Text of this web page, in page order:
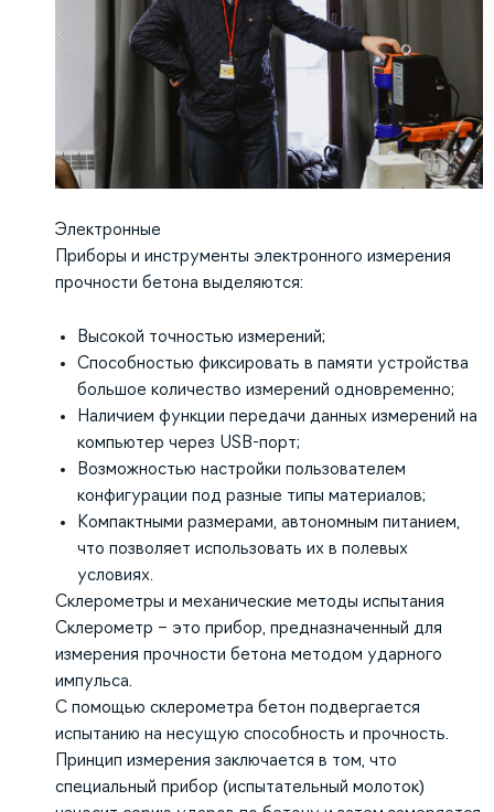
Электронные
Приборы и инструменты электронного измерения
прочности бетона выделяются:
Высокой точностью измерений;
Способностью фиксировать в памяти устройства
большое количество измерений одновременно;
Наличием функции передачи данных измерений на
компьютер через USB-порт;
Возможностью настройки пользователем
конфигурации под разные типы материалов;
Компактными размерами, автономным питанием,
что позволяет использовать их в полевых
условиях.
Склерометры и механические методы испытания
Склерометр – это прибор, предназначенный для
измерения прочности бетона методом ударного
импульса.
С помощью склерометра бетон подвергается
испытанию на несущую способность и прочность.
Принцип измерения заключается в том, что
специальный прибор (испытательный молоток)